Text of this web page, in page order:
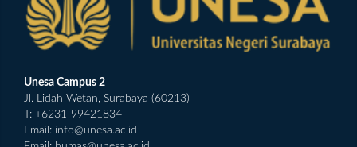
Unesa Campus 2
Jl. Lidah Wetan, Surabaya (60213)
T: +6231-99421834
Email: info@unesa.ac.id